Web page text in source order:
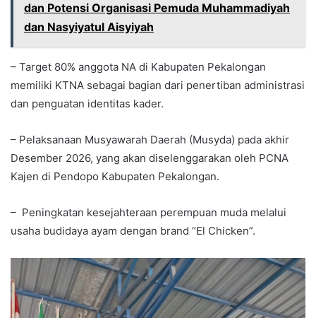
dan Potensi Organisasi Pemuda Muhammadiyah
dan Nasyiyatul Aisyiyah
– Target 80% anggota NA di Kabupaten Pekalongan
memiliki KTNA sebagai bagian dari penertiban administrasi
dan penguatan identitas kader.
– Pelaksanaan Musyawarah Daerah (Musyda) pada akhir
Desember 2026, yang akan diselenggarakan oleh PCNA
Kajen di Pendopo Kabupaten Pekalongan.
– Peningkatan kesejahteraan perempuan muda melalui
usaha budidaya ayam dengan brand “El Chicken”.